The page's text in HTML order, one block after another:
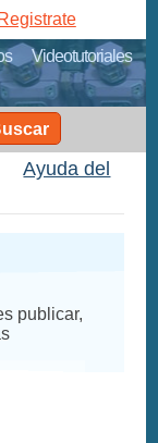
Videotutoriales
Registrate
Ayuda del
publicar,